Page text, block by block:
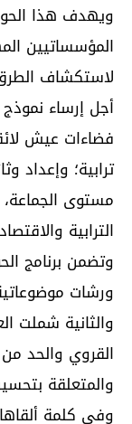
ويهدف هذا
المؤسساتيين
لاستكشاف
أجل إرساء
فضاءات عيش
ترابية؛ وإعداد
مستوى الجماعة،
الترابية
وتضمن برنامج
ورشات
والثانية شملت
القروي والحد من
والمتعلقة
وفي كلمة